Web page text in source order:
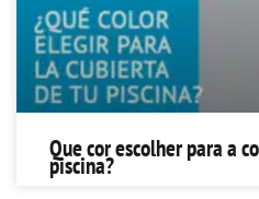
Que cor escolher para a
piscina?